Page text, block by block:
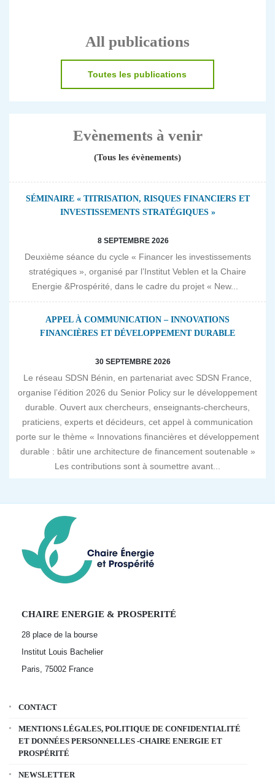
All publications
Toutes les publications
Evènements à venir
(Tous les évènements)
SÉMINAIRE « TITRISATION, RISQUES FINANCIERS ET
INVESTISSEMENTS STRATÉGIQUES »
8 SEPTEMBRE 2026
Deuxième séance du cycle « Financer les investissements
stratégiques », organisé par l’Institut Veblen et la Chaire
Energie &Prospérité, dans le cadre du projet « New...
APPEL À COMMUNICATION – INNOVATIONS
FINANCIÈRES ET DÉVELOPPEMENT DURABLE
30 SEPTEMBRE 2026
Le réseau SDSN Bénin, en partenariat avec SDSN France,
organise l’édition 2026 du Senior Policy sur le développement
durable. Ouvert aux chercheurs, enseignants-chercheurs,
praticiens, experts et décideurs, cet appel à communication
porte sur le thème « Innovations financières et développement
durable : bâtir une architecture de financement soutenable »
Les contributions sont à soumettre avant...
CHAIRE ENERGIE & PROSPERITÉ
28 place de la bourse
Institut Louis Bachelier
Paris, 75002 France
CONTACT
MENTIONS LÉGALES, POLITIQUE DE CONFIDENTIALITÉ
ET DONNÉES PERSONNELLES -CHAIRE ENERGIE ET
PROSPÉRITÉ
NEWSLETTER